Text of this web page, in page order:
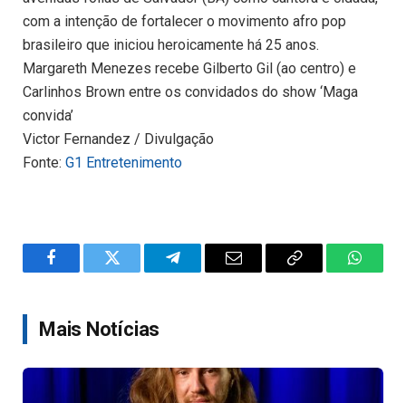
com a intenção de fortalecer o movimento afro pop
brasileiro que iniciou heroicamente há 25 anos.
Margareth Menezes recebe Gilberto Gil (ao centro) e
Carlinhos Brown entre os convidados do show ‘Maga
convida’
Victor Fernandez / Divulgação
Fonte: G1 Entretenimento
FacebookTwitter TelegramEmail
Copy
Mais Notícias